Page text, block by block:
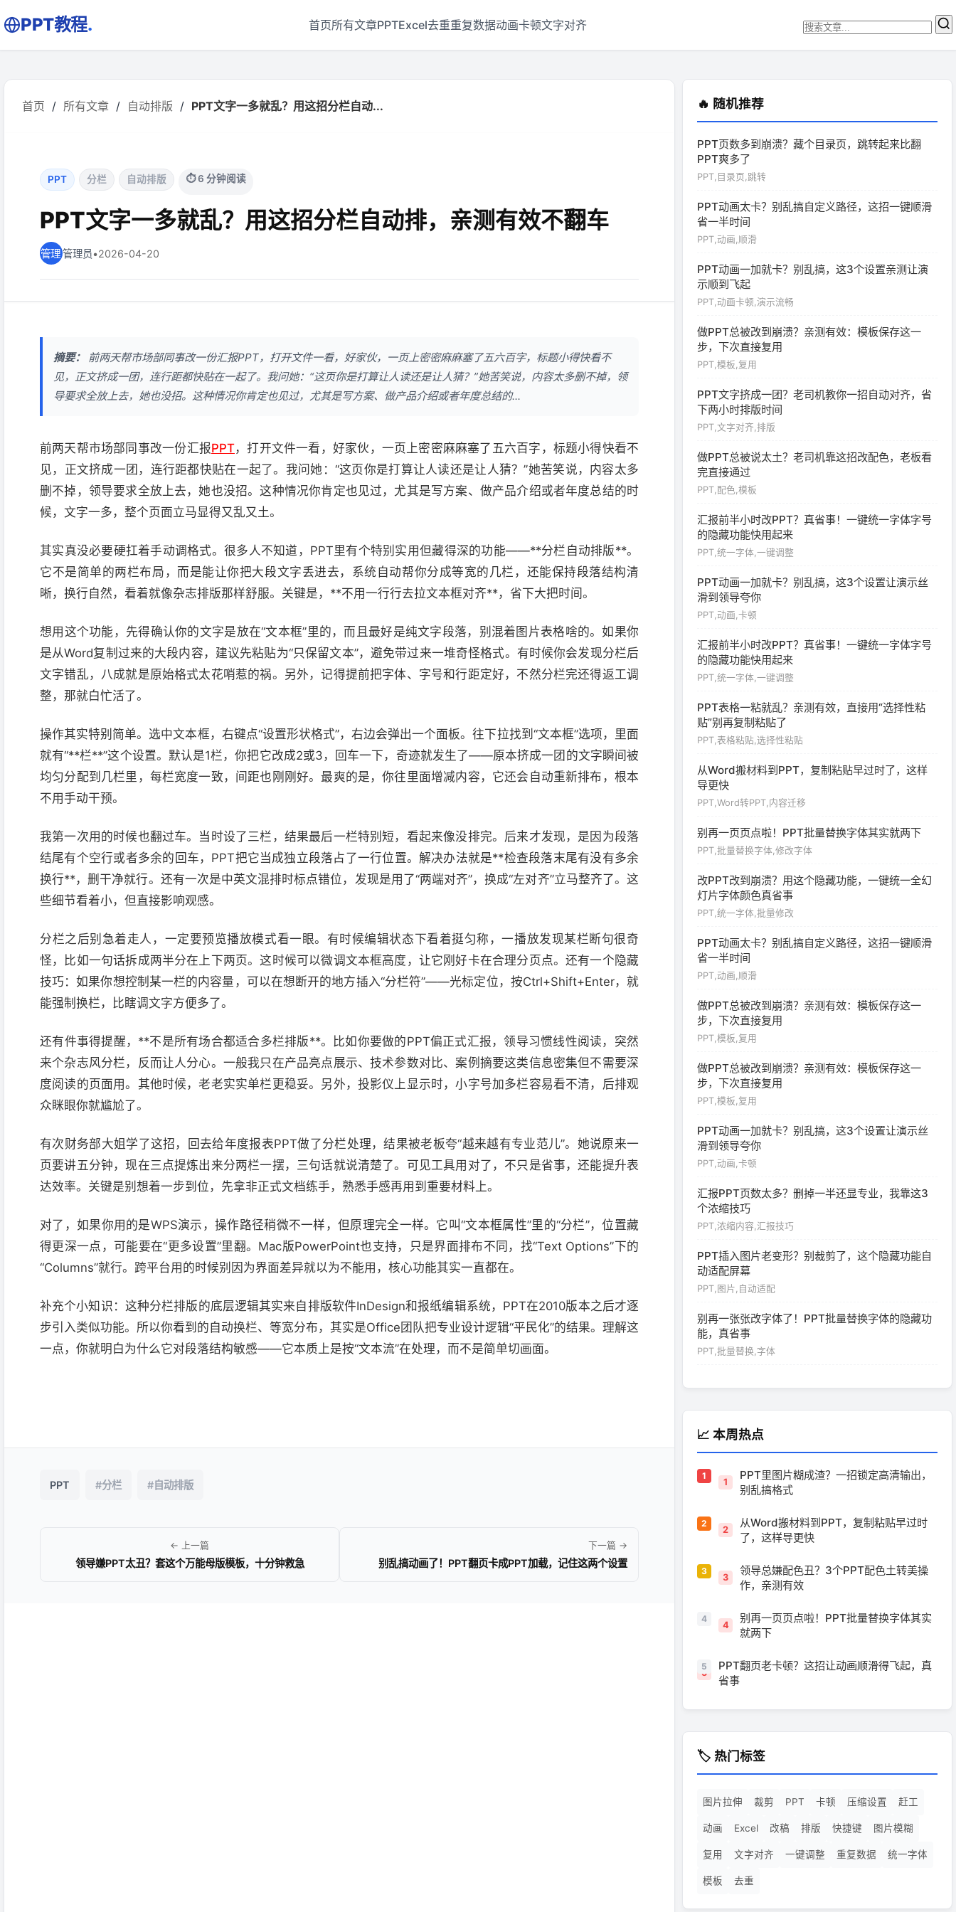
PPT教程. 首页所有文章PPTExcel去重重复数据动画卡顿文字对齐
首页 / 所有文章 / 自动排版 / PPT文字一多就乱？用这招分栏自动...
PPT 分栏 自动排版 ⏱ 6 分钟阅读
PPT文字一多就乱？用这招分栏自动排，亲测有效不翻车
管理员•2026-04-20
摘要：
前两天帮市场部同事改一份汇报PPT，打开文件一看，好家伙，一页上密密麻麻塞了五六百字，标题小得快看不
见，正文挤成一团，连行距都快贴在一起了。我问她：“这页你是打算让人读还是让人猜？”她苦笑说，内容太多删不掉，领
导要求全放上去，她也没招。这种情况你肯定也见过，尤其是写方案、做产品介绍或者年度总结的...
前两天帮市场部同事改一份汇报PPT，打开文件一看，好家伙，一页上密密麻麻塞了五六百字，标题小得快看不
见，正文挤成一团，连行距都快贴在一起了。我问她：“这页你是打算让人读还是让人猜？”她苦笑说，内容太多
删不掉，领导要求全放上去，她也没招。这种情况你肯定也见过，尤其是写方案、做产品介绍或者年度总结的时
候，文字一多，整个页面立马显得又乱又土。
其实真没必要硬扛着手动调格式。很多人不知道，PPT里有个特别实用但藏得深的功能——**分栏自动排版**。
它不是简单的两栏布局，而是能让你把大段文字丢进去，系统自动帮你分成等宽的几栏，还能保持段落结构清
晰，换行自然，看着就像杂志排版那样舒服。关键是，**不用一行行去拉文本框对齐**，省下大把时间。
想用这个功能，先得确认你的文字是放在“文本框”里的，而且最好是纯文字段落，别混着图片表格啥的。如果你
是从Word复制过来的大段内容，建议先粘贴为“只保留文本”，避免带过来一堆奇怪格式。有时候你会发现分栏后
文字错乱，八成就是原始格式太花哨惹的祸。另外，记得提前把字体、字号和行距定好，不然分栏完还得返工调
整，那就白忙活了。
操作其实特别简单。选中文本框，右键点“设置形状格式”，右边会弹出一个面板。往下拉找到“文本框”选项，里面
就有“**栏**”这个设置。默认是1栏，你把它改成2或3，回车一下，奇迹就发生了——原本挤成一团的文字瞬间被
均匀分配到几栏里，每栏宽度一致，间距也刚刚好。最爽的是，你往里面增减内容，它还会自动重新排布，根本
不用手动干预。
我第一次用的时候也翻过车。当时设了三栏，结果最后一栏特别短，看起来像没排完。后来才发现，是因为段落
结尾有个空行或者多余的回车，PPT把它当成独立段落占了一行位置。解决办法就是**检查段落末尾有没有多余
换行**，删干净就行。还有一次是中英文混排时标点错位，发现是用了“两端对齐”，换成“左对齐”立马整齐了。这
些细节看着小，但直接影响观感。
分栏之后别急着走人，一定要预览播放模式看一眼。有时候编辑状态下看着挺匀称，一播放发现某栏断句很奇
怪，比如一句话拆成两半分在上下两页。这时候可以微调文本框高度，让它刚好卡在合理分页点。还有一个隐藏
技巧：如果你想控制某一栏的内容量，可以在想断开的地方插入“分栏符”——光标定位，按Ctrl+Shift+Enter，就
能强制换栏，比瞎调文字方便多了。
还有件事得提醒，**不是所有场合都适合多栏排版**。比如你要做的PPT偏正式汇报，领导习惯线性阅读，突然
来个杂志风分栏，反而让人分心。一般我只在产品亮点展示、技术参数对比、案例摘要这类信息密集但不需要深
度阅读的页面用。其他时候，老老实实单栏更稳妥。另外，投影仪上显示时，小字号加多栏容易看不清，后排观
众眯眼你就尴尬了。
有次财务部大姐学了这招，回去给年度报表PPT做了分栏处理，结果被老板夸“越来越有专业范儿”。她说原来一
页要讲五分钟，现在三点提炼出来分两栏一摆，三句话就说清楚了。可见工具用对了，不只是省事，还能提升表
达效率。关键是别想着一步到位，先拿非正式文档练手，熟悉手感再用到重要材料上。
对了，如果你用的是WPS演示，操作路径稍微不一样，但原理完全一样。它叫“文本框属性”里的“分栏”，位置藏
得更深一点，可能要在“更多设置”里翻。Mac版PowerPoint也支持，只是界面排布不同，找“Text Options”下的
“Columns”就行。跨平台用的时候别因为界面差异就以为不能用，核心功能其实一直都在。
补充个小知识：这种分栏排版的底层逻辑其实来自排版软件InDesign和报纸编辑系统，PPT在2010版本之后才逐
步引入类似功能。所以你看到的自动换栏、等宽分布，其实是Office团队把专业设计逻辑“平民化”的结果。理解这
一点，你就明白为什么它对段落结构敏感——它本质上是按“文本流”在处理，而不是简单切画面。
PPT #分栏 #自动排版
← 上一篇
领导嫌PPT太丑？套这个万能母版模板，十分钟救急
下一篇 →
别乱搞动画了！PPT翻页卡成PPT加载，记住这两个设置
🔥 随机推荐
PPT页数多到崩溃？藏个目录页，跳转起来比翻
PPT爽多了
PPT,目录页,跳转
PPT动画太卡？别乱搞自定义路径，这招一键顺滑
省一半时间
PPT,动画,顺滑
PPT动画一加就卡？别乱搞，这3个设置亲测让演
示顺到飞起
PPT,动画卡顿,演示流畅
做PPT总被改到崩溃？亲测有效：模板保存这一
步，下次直接复用
PPT,模板,复用
PPT文字挤成一团？老司机教你一招自动对齐，省
下两小时排版时间
PPT,文字对齐,排版
做PPT总被说太土？老司机靠这招改配色，老板看
完直接通过
PPT,配色,模板
汇报前半小时改PPT？真省事！一键统一字体字号
的隐藏功能快用起来
PPT,统一字体,一键调整
PPT动画一加就卡？别乱搞，这3个设置让演示丝
滑到领导夸你
PPT,动画,卡顿
汇报前半小时改PPT？真省事！一键统一字体字号
的隐藏功能快用起来
PPT,统一字体,一键调整
PPT表格一粘就乱？亲测有效，直接用“选择性粘
贴”别再复制粘贴了
PPT,表格粘贴,选择性粘贴
从Word搬材料到PPT，复制粘贴早过时了，这样
导更快
PPT,Word转PPT,内容迁移
别再一页页点啦！PPT批量替换字体其实就两下
PPT,批量替换字体,修改字体
改PPT改到崩溃？用这个隐藏功能，一键统一全幻
灯片字体颜色真省事
PPT,统一字体,批量修改
PPT动画太卡？别乱搞自定义路径，这招一键顺滑
省一半时间
PPT,动画,顺滑
做PPT总被改到崩溃？亲测有效：模板保存这一
步，下次直接复用
PPT,模板,复用
做PPT总被改到崩溃？亲测有效：模板保存这一
步，下次直接复用
PPT,模板,复用
PPT动画一加就卡？别乱搞，这3个设置让演示丝
滑到领导夸你
PPT,动画,卡顿
汇报PPT页数太多？删掉一半还显专业，我靠这3
个浓缩技巧
PPT,浓缩内容,汇报技巧
PPT插入图片老变形？别裁剪了，这个隐藏功能自
动适配屏幕
PPT,图片,自动适配
别再一张张改字体了！PPT批量替换字体的隐藏功
能，真省事
PPT,批量替换,字体
📈 本周热点
1
PPT里图片糊成渣？一招锁定高清输出，
别乱搞格式
2
从Word搬材料到PPT，复制粘贴早过时
了，这样导更快
3
领导总嫌配色丑？3个PPT配色土转美操
作，亲测有效
4
别再一页页点啦！PPT批量替换字体其实
就两下
5
PPT翻页老卡顿？这招让动画顺滑得飞起，真
省事
🏷️ 热门标签
图片拉伸 裁剪 PPT 卡顿 压缩设置 赶工
动画 Excel 改稿 排版 快捷键 图片模糊
复用 文字对齐 一键调整 重复数据 统一字体
模板 去重